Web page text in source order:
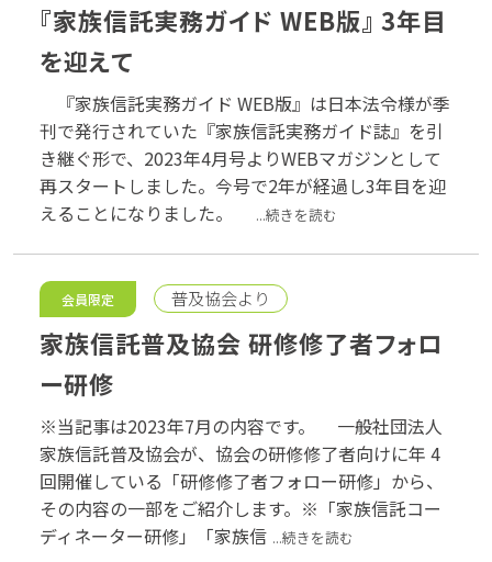
『家族信託実務ガイド WEB版』 3年目
を迎えて
『家族信託実務ガイド WEB版』は日本法令様が季
刊で発行されていた『家族信託実務ガイド誌』を引
き継ぐ形で、2023年4月号よりWEBマガジンとして
再スタートしました。今号で2年が経過し3年目を迎
えることになりました。
...続きを読む
会員限定 普及協会より
家族信託普及協会 研修修了者フォロ
ー研修
※当記事は2023年7月の内容です。 一般社団法人
家族信託普及協会が、協会の研修修了者向けに年 4
回開催している「研修修了者フォロー研修」から、
その内容の一部をご紹介します。※「家族信託コー
ディネーター研修」「家族信 ...続きを読む